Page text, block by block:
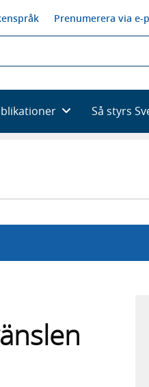
Prenumerera via e-
Så styrs